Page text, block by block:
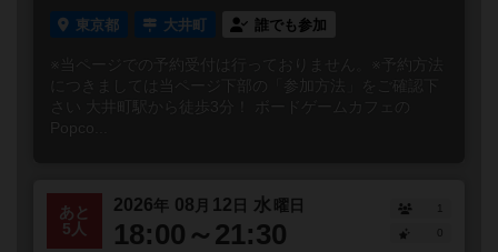
東京都 大井町 誰でも参加
※当ページでの予約受付は行っておりません。※予約方法
につきましては当ページ下部の「参加方法」をご確認下
さい 大井町駅から徒歩3分！ ボードゲームカフェの
Popco...
あと
5人
2026年 08 月 12 日 水 曜日
18:00～21:30
1